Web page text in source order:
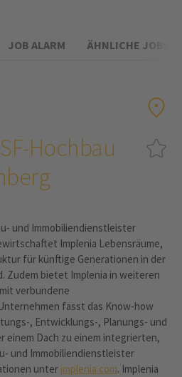
JOB ALARM ÄHNLICHE JOBS
Hochbau
und Immobiliendienstleister
Implenia Lebensräume,
für künftige Generationen in der
Zudem bietet Implenia in weiteren
verbundene
fasst das Know-how
, Entwicklungs-, Planungs- und
Dach zu einem integrierten,
und Immobiliendienstleister
unter implenia.com. Implenia